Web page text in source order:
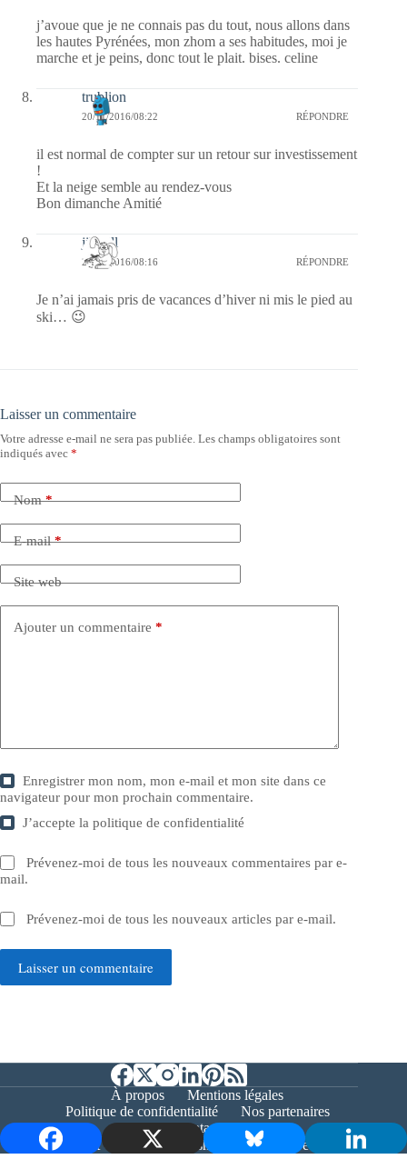
j’avoue que je ne connais pas du tout, nous allons dans
les hautes Pyrénées, mon zhom a ses habitudes, moi je
marche et je peins, donc tout le plait. bises. celine
trublion
20/11/2016/08:22 RÉPONDRE
il est normal de compter sur un retour sur investissement
!
Et la neige semble au rendez-vous
Bon dimanche Amitié
jill bill
20/11/2016/08:16 RÉPONDRE
Je n’ai jamais pris de vacances d’hiver ni mis le pied au
ski… 😉
Laisser un commentaire
Votre adresse e-mail ne sera pas publiée. Les champs obligatoires sont
indiqués avec *
Nom*
E-mail*
Site web
Ajouter un commentaire *
Enregistrer mon nom, mon e-mail et mon site dans ce
navigateur pour mon prochain commentaire.
J’accepte lapolitique de confidentialité
Prévenez-moi de tous les nouveaux commentaires par e-
mail.
Prévenez-moi de tous les nouveaux articles par e-mail.
Laisser un commentaire
À propos
Mentions légales
Politique de confidentialité
Nos partenaires
Contact
Copyright © 2026 - Bernieshoot.fr Journal Web